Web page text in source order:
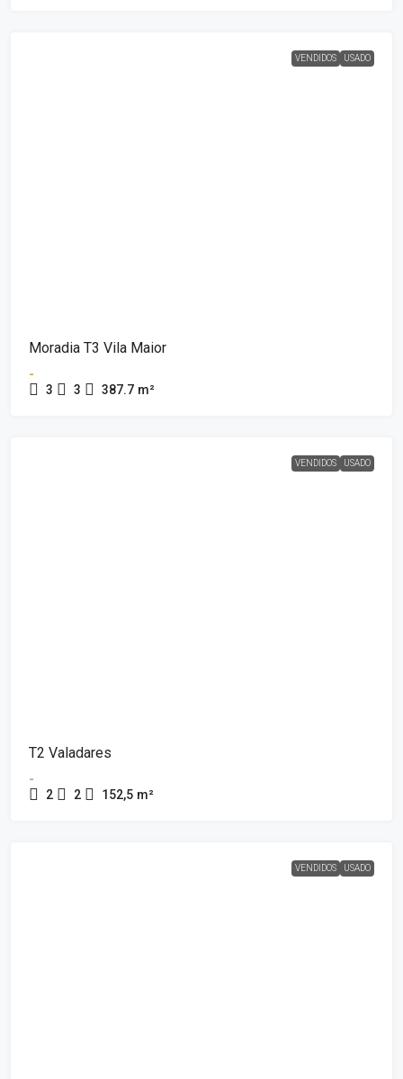
VENDIDOS USADO
Moradia T3 Vila Maior
-
3 3 387.7 m²
VENDIDOS USADO
T2 Valadares
-
2 2 152,5 m²
VENDIDOS USADO